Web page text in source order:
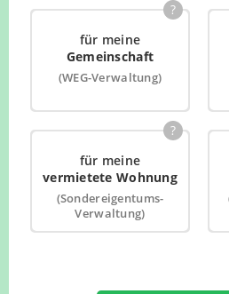
für meine
Gemeinschaft
(WEG-Verwaltung)
?
für meine
vermietete Wohnung
(Sondereigentums-
Verwaltung)
?